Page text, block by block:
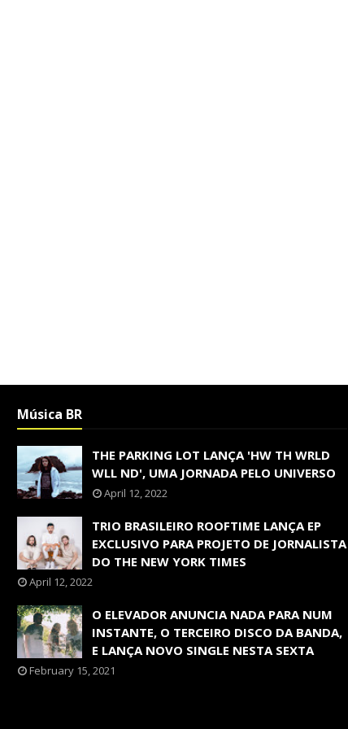
Música BR
THE PARKING LOT LANÇA 'HW TH WRLD
WLL ND', UMA JORNADA PELO UNIVERSO
April 12, 2022
TRIO BRASILEIRO ROOFTIME LANÇA EP
EXCLUSIVO PARA PROJETO DE JORNALISTA
DO THE NEW YORK TIMES
April 12, 2022
O ELEVADOR ANUNCIA NADA PARA NUM
INSTANTE, O TERCEIRO DISCO DA BANDA,
E LANÇA NOVO SINGLE NESTA SEXTA
February 15, 2021